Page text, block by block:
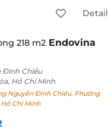
Detail
218 m2 Endovina
Đình Chiểu
Hồ Chí Minh
Nguyễn Đình Chiểu, Phường
Hồ Chí Minh